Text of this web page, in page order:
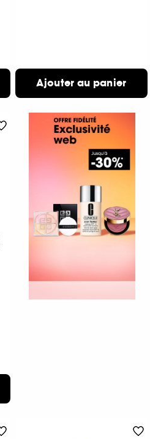
Ajouter au panier